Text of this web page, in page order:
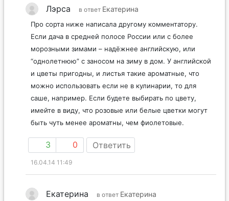
Лэрса в ответ Екатерина
Про сорта ниже написала другому комментатору.
Если дача в средней полосе России или с более
морозными зимами – надёжнее английскую, или
“однолетнюю” с заносом на зиму в дом. У английской
и цветы пригодны, и листья такие ароматные, что
можно использовать если не в кулинарии, то для
саше, например. Если будете выбирать по цвету,
имейте в виду, что розовые или белые цветки могут
быть чуть менее ароматны, чем фиолетовые.
3 0 Ответить
16.04.14 11:49
Екатерина в ответ Екатерина